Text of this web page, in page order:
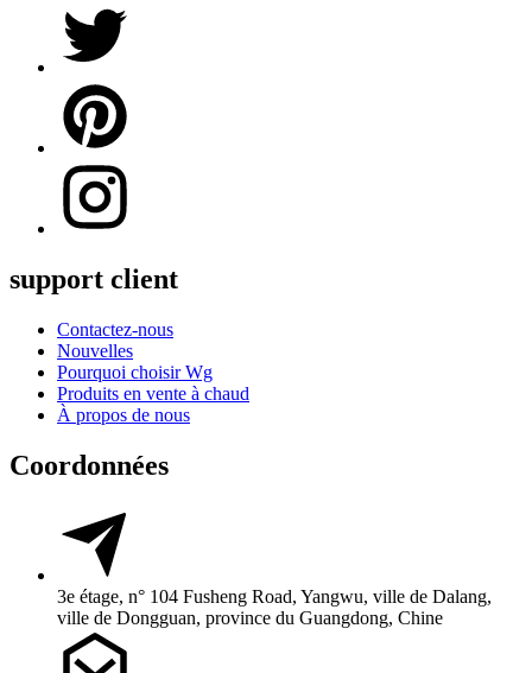
support client
Contactez-nous
Nouvelles
Pourquoi choisir Wg
Produits en vente à chaud
À propos de nous
Coordonnées
3e étage, n° 104 Fusheng Road, Yangwu, ville de Dalang,
ville de Dongguan, province du Guangdong, Chine